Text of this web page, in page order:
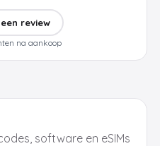
review
na aankoop
software en eSIMs